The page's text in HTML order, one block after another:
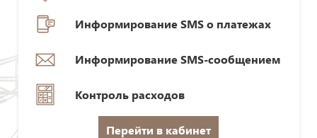
Информирование SMS о платежах
Информирование SMS-сообщением
Контроль расходов
Перейти в кабинет